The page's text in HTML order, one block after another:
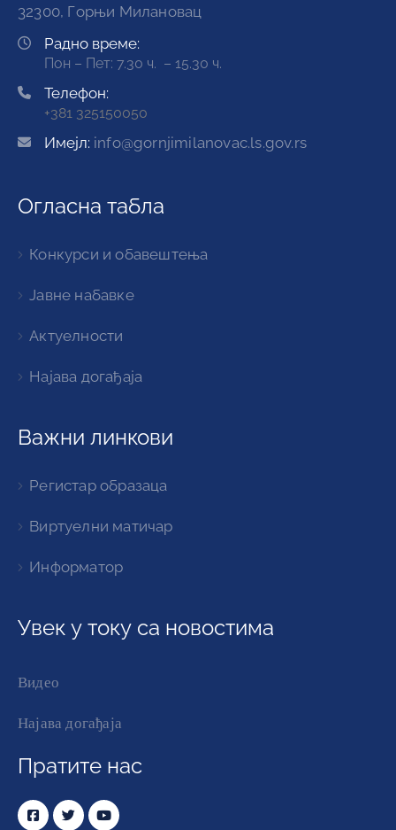
32300, Горњи Милановац
Радно време:
Пон – Пет: 7.30 ч. – 15.30 ч.
Телефон:
+381 325150050
Имејл: info@gornjimilanovac.ls.gov.rs
Огласна табла
Конкурси и обавештења
Јавне набавке
Актуелности
Најава догађаја
Важни линкови
Регистар образаца
Виртуелни матичар
Информатор
Увек у току са новостима
Видео
Најава догађаја
Пратите нас